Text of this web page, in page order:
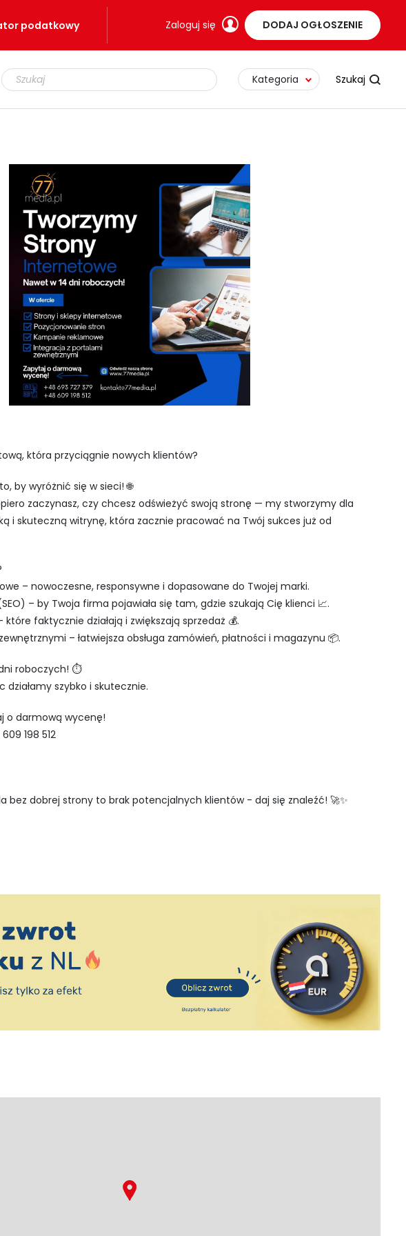
podatkowy Zaloguj się DODAJ OGŁOSZENIE
Kategoria
która przyciągnie nowych klientów?
by wyróżnić się w sieci! 🌐
zaczynasz, czy chcesz odświeżyć swoją stronę — my stworzymy dla
i skuteczną witrynę, która zacznie pracować na Twój sukces już od
– nowoczesne, responsywne i dopasowane do Twojej marki.
– by Twoja firma pojawiała się tam, gdzie szukają Cię klienci 📈.
faktycznie działają i zwiększają sprzedaż 💰.
– łatwiejsza obsługa zamówień, płatności i magazynu 📦.
roboczych! ⏱️
działamy szybko i skutecznie.
o darmową wycenę!
198 512
bez dobrej strony to brak potencjalnych klientów - daj się znaleźć! 🚀✨